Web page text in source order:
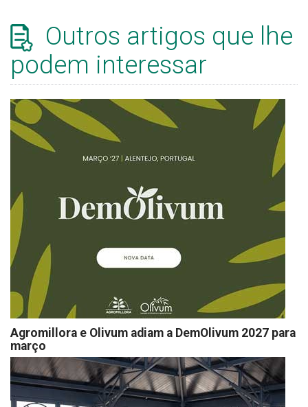
Outros artigos que lhe
podem interessar
Agromillora e Olivum adiam a DemOlivum 2027 para
março